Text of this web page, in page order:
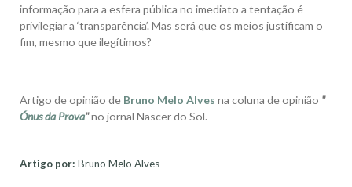
informação para a esfera pública no imediato a tentação é
privilegiar a ‘transparência’. Mas será que os meios justificam o
fim, mesmo que ilegítimos?
Artigo de opinião de Bruno Melo Alves na coluna de opinião "
Ónus da Prova"no jornal Nascer do Sol.
Artigo por: Bruno Melo Alves